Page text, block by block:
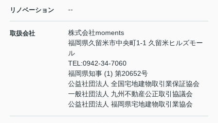
リノベーション --
取扱会社
株式会社moments
福岡県久留米市中央町1-1 久留米ヒルズモー
ル
TEL:0942-34-7060
福岡県知事 (1) 第20652号
公益社団法人 全国宅地建物取引業保証協会
一般社団法人 九州不動産公正取引協議会
公益社団法人 福岡県宅地建物取引業協会